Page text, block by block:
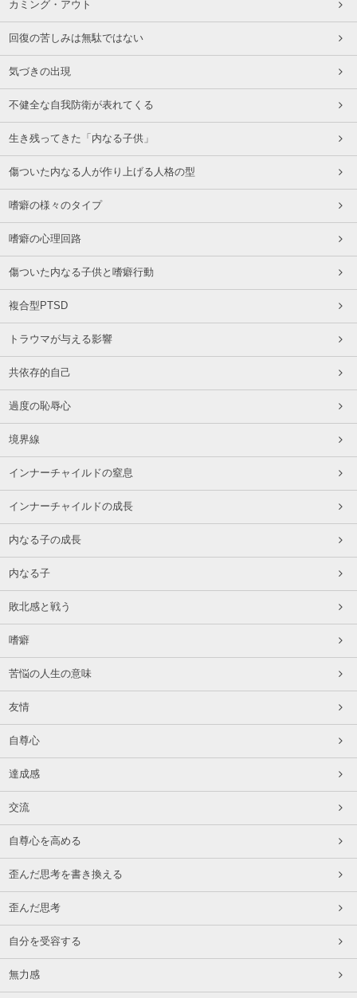
カミング・アウト
回復の苦しみは無駄ではない
気づきの出現
不健全な自我防衛が表れてくる
生き残ってきた「内なる子供」
傷ついた内なる人が作り上げる人格の型
嗜癖の様々のタイプ
嗜癖の心理回路
傷ついた内なる子供と嗜癖行動
複合型PTSD
トラウマが与える影響
共依存的自己
過度の恥辱心
境界線
インナーチャイルドの窒息
インナーチャイルドの成長
内なる子の成長
内なる子
敗北感と戦う
嗜癖
苦悩の人生の意味
友情
自尊心
達成感
交流
自尊心を高める
歪んだ思考を書き換える
歪んだ思考
自分を受容する
無力感